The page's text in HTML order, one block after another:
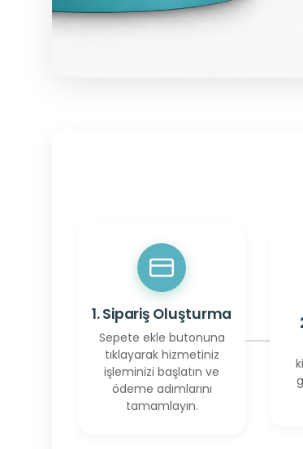
1. Sipariş Oluşturma
Sepete ekle butonuna
tıklayarak hizmetiniz
işleminizi başlatın ve
ödeme adımlarını
tamamlayın.